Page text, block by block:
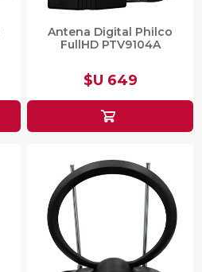
Antena Digital Philco
FullHD PTV9104A
$U 649